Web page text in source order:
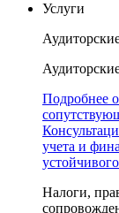
Услуги
Подробнее
учета и
Налоги,